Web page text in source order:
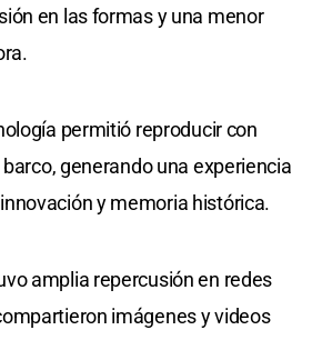
en las formas y una menor
permitió reproducir con
generando una experiencia
y memoria histórica.
amplia repercusión en redes
imágenes y videos